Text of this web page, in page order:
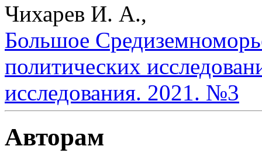
Чихарев И. А.,
Большое
политических
исследования. 2021. №3
Авторам